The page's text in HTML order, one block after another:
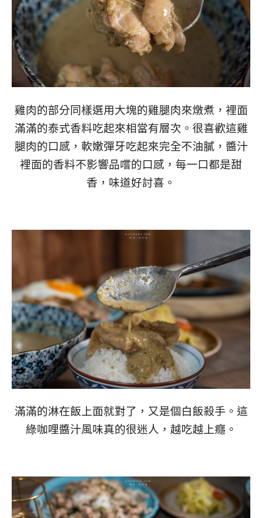
雞肉的部分同樣選用大塊的雞腿肉來燉煮，裡面
滿滿的泰式香料吃起來相當有層次。很喜歡這雞
腿肉的口感，軟嫩彈牙吃起來完全不油膩，醬汁
裡面的香料不影響品嚐的口感，每一口都是甜
香，味道好討喜。
滿滿的淋在飯上面就對了，又是個白飯殺手。這
綠咖哩醬汁風味真的很迷人，越吃越上癮。